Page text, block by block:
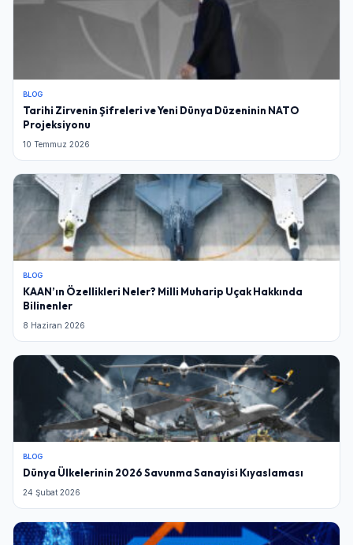
BLOG
Tarihi Zirvenin Şifreleri ve Yeni Dünya Düzeninin NATO
Projeksiyonu
10 Temmuz 2026
BLOG
KAAN’ın Özellikleri Neler? Milli Muharip Uçak Hakkında
Bilinenler
8 Haziran 2026
BLOG
Dünya Ülkelerinin 2026 Savunma Sanayisi Kıyaslaması
24 Şubat 2026